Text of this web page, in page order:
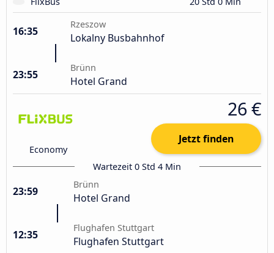
16:35
Rzeszow
Lokalny Busbahnhof
23:55
Brünn
Hotel Grand
Economy
26 €
Jetzt finden
Wartezeit 0 Std 4 Min
23:59
Brünn
Hotel Grand
12:35
Flughafen Stuttgart
Flughafen Stuttgart